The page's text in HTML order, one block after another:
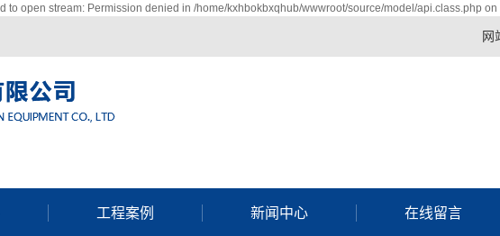
open stream: Permission denied in /home/kxhbokbxqhub/wwwroot/source/model/api.class.php on
网
工程案例 新闻中心 在线留言